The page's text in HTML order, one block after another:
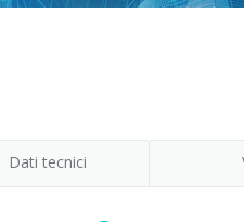
Dati tecnici